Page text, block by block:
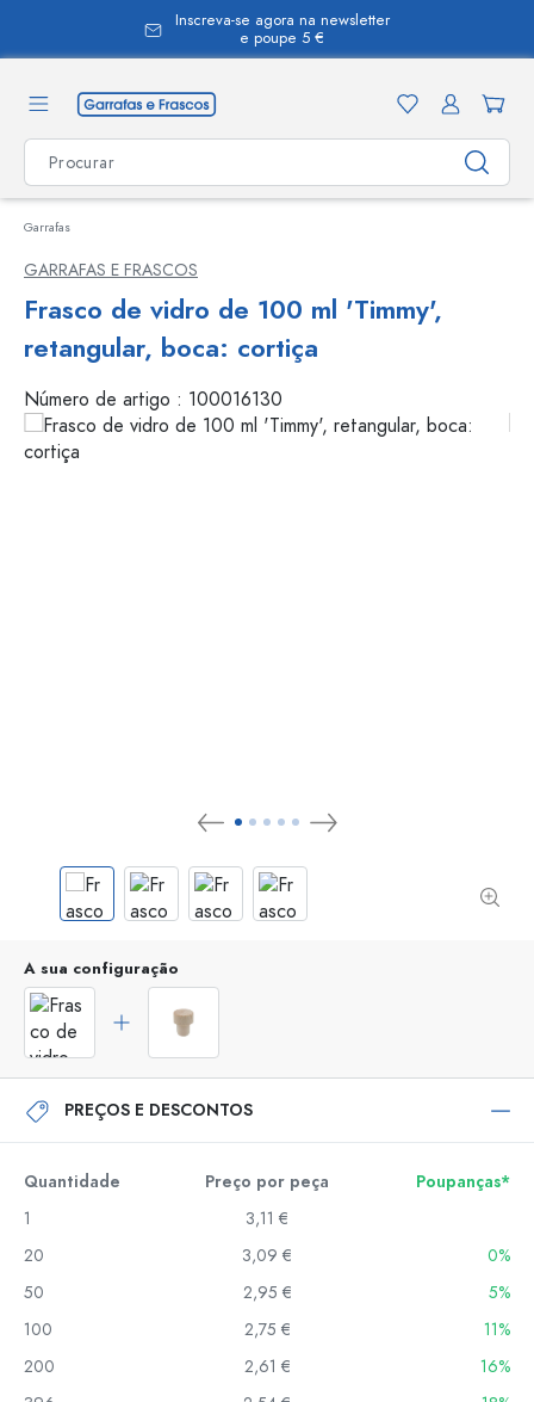
Inscreva-se agora na newsletter
e poupe 5 €
Garrafas
GARRAFAS E FRASCOS
Frasco de vidro de 100 ml 'Timmy',
retangular, boca: cortiça
Número de artigo : 100016130
A sua configuração
PREÇOS E DESCONTOS
Quantidade Preço por peça
Poupanças*
1
3,11 €
20
3,09 €
0%
50
2,95 €
5%
100
2,75 €
11%
200
2,61 €
16%